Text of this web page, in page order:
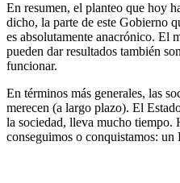
En resumen, el planteo que hoy
dicho, la parte de este Gobierno
es absolutamente anacrónico. El
pueden dar resultados también
funcionar.
En términos más generales, las
merecen (a largo plazo). El
la sociedad, lleva mucho tiempo.
conseguimos o conquistamos: un